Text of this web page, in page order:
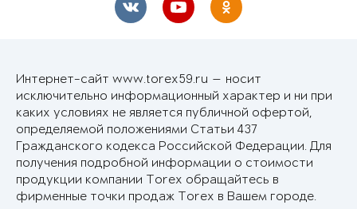
Интернет-сайт www.torex59.ru — носит
исключительно информационный характер и ни при
каких условиях не является публичной офертой,
определяемой положениями Статьи 437
Гражданского кодекса Российской Федерации. Для
получения подробной информации о стоимости
продукции компании Torex обращайтесь в
фирменные точки продаж Torex в Вашем городе.